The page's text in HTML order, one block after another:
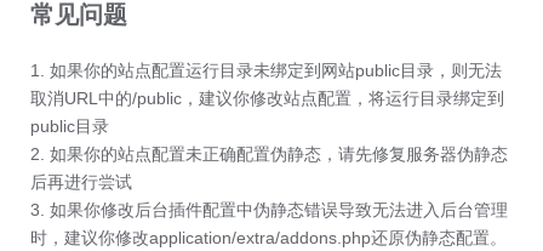
常见问题
1. 如果你的站点配置运行目录未绑定到网站public目录，则无法
取消URL中的/public，建议你修改站点配置，将运行目录绑定到
public目录
2. 如果你的站点配置未正确配置伪静态，请先修复服务器伪静态
后再进行尝试
3. 如果你修改后台插件配置中伪静态错误导致无法进入后台管理
时，建议你修改application/extra/addons.php还原伪静态配置。